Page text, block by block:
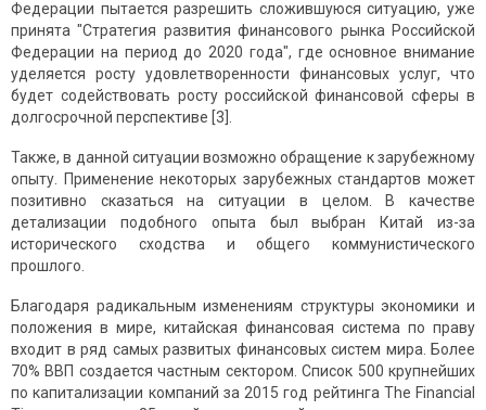
Федерации пытается разрешить сложившуюся ситуацию, уже
принята "Стратегия развития финансового рынка Российской
Федерации на период до 2020 года", где основное внимание
уделяется росту удовлетворенности финансовых услуг, что
будет содействовать росту российской финансовой сферы в
долгосрочной перспективе [3].
Также, в данной ситуации возможно обращение к зарубежному
опыту. Применение некоторых зарубежных стандартов может
позитивно сказаться на ситуации в целом. В качестве
детализации подобного опыта был выбран Китай из-за
исторического сходства и общего коммунистического
прошлого.
Благодаря радикальным изменениям структуры экономики и
положения в мире, китайская финансовая система по праву
входит в ряд самых развитых финансовых систем мира. Более
70% ВВП создается частным сектором. Список 500 крупнейших
по капитализации компаний за 2015 год рейтинга The Financial